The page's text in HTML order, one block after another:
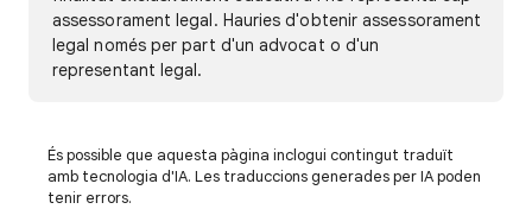
assessorament legal. Hauries d'obtenir assessorament
legal només per part d'un advocat o d'un
representant legal.
És possible que aquesta pàgina inclogui contingut traduït
amb tecnologia d'IA. Les traduccions generades per IA poden
tenir errors.